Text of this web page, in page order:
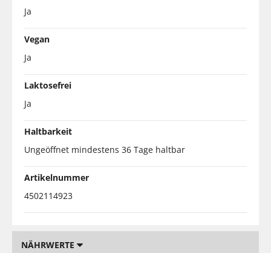
Ja
Vegan
Ja
Laktosefrei
Ja
Haltbarkeit
Ungeöffnet mindestens 36 Tage haltbar
Artikelnummer
4502114923
NÄHRWERTE